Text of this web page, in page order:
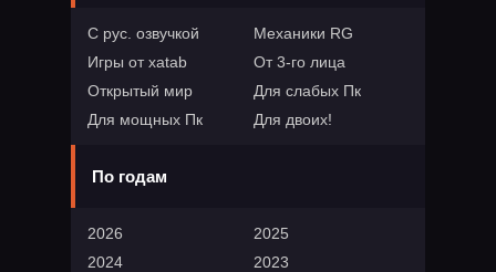
С рус. озвучкой
Механики RG
Игры от xatab
От 3-го лица
Открытый мир
Для слабых Пк
Для мощных Пк
Для двоих!
По годам
2026
2025
2024
2023